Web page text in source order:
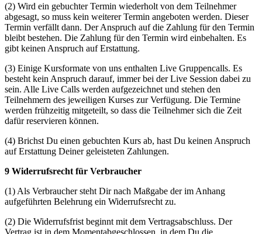
(2) Wird ein gebuchter Termin wiederholt von dem Teilnehmer
abgesagt, so muss kein weiterer Termin angeboten werden. Dieser
Termin verfällt dann. Der Anspruch auf die Zahlung für den Termin
bleibt bestehen. Die Zahlung für den Termin wird einbehalten. Es
gibt keinen Anspruch auf Erstattung.
(3) Einige Kursformate von uns enthalten Live Gruppencalls. Es
besteht kein Anspruch darauf, immer bei der Live Session dabei zu
sein. Alle Live Calls werden aufgezeichnet und stehen den
Teilnehmern des jeweiligen Kurses zur Verfügung. Die Termine
werden frühzeitig mitgeteilt, so dass die Teilnehmer sich die Zeit
dafür reservieren können.
(4) Brichst Du einen gebuchten Kurs ab, hast Du keinen Anspruch
auf Erstattung Deiner geleisteten Zahlungen.
9 Widerrufsrecht für Verbraucher
(1) Als Verbraucher steht Dir nach Maßgabe der im Anhang
aufgeführten Belehrung ein Widerrufsrecht zu.
(2) Die Widerrufsfrist beginnt mit dem Vertragsabschluss. Der
Vertrag ist in dem Momentabgeschlossen, in dem Du die